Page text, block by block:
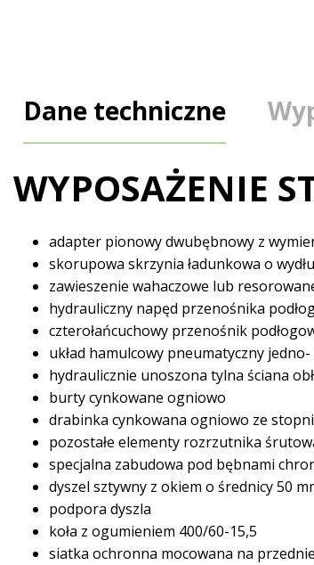
Dane techniczne
WYPOSAŻENIE
adapter pionowy dwubębnowy z
skorupowa skrzynia ładunkowa o
zawieszenie wahaczowe lub
hydrauliczny napęd przenośnika
czterołańcuchowy przenośnik
układ hamulcowy pneumatyczny
hydraulicznie unoszona tylna ściana
burty cynkowane ogniowo
drabinka cynkowana ogniowo ze
pozostałe elementy rozrzutnika
specjalna zabudowa pod bębnami
dyszel sztywny z okiem o średnicy 50
podpora dyszla
koła z ogumieniem 400/60-15,5
siatka ochronna mocowana na